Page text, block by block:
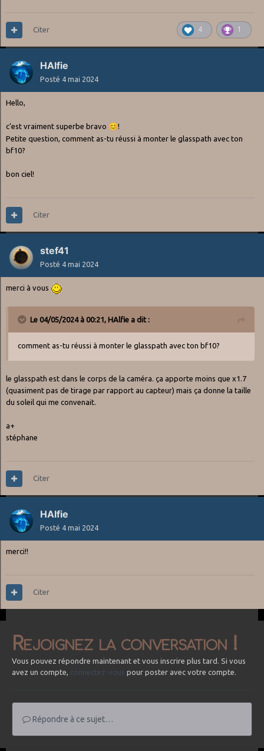
4 1
Citer
HAlfie
Posté 4 mai 2024
Hello,
c’est vraiment superbe bravo 😊!
Petite question, comment as-tu réussi à monter le glasspath avec ton
bf10?
bon ciel!
Citer
stef41
Posté 4 mai 2024
merci à vous
Le 04/05/2024 à 00:21, HAlfie a dit :
comment as-tu réussi à monter le glasspath avec ton bf10?
le glasspath est dans le corps de la caméra. ça apporte moins que x1.7
(quasiment pas de tirage par rapport au capteur) mais ça donne la taille
du soleil qui me convenait.
a+
stéphane
Citer
HAlfie
Posté 4 mai 2024
merci!!
Citer
Rejoignez la conversation !
Vous pouvez répondre maintenant et vous inscrire plus tard. Si vous
avez un compte, connectez-vous pour poster avec votre compte.
Répondre à ce sujet…